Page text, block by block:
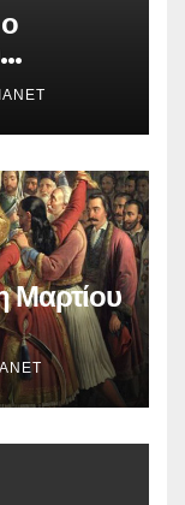
της
Μαρτίου